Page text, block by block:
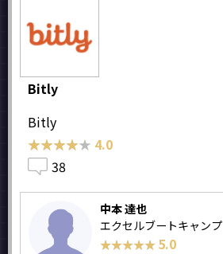
Bitly
Bitly
★★★★★
★★★★★ 4.0
38
中本 達也
エクセルブートキャンプ
★★★★★
★★★★★ 5.0